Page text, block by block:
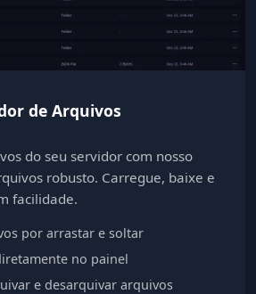
de Arquivos
do seu servidor com nosso
robusto. Carregue, baixe e
facilidade.
por arrastar e soltar
no painel
e desarquivar arquivos